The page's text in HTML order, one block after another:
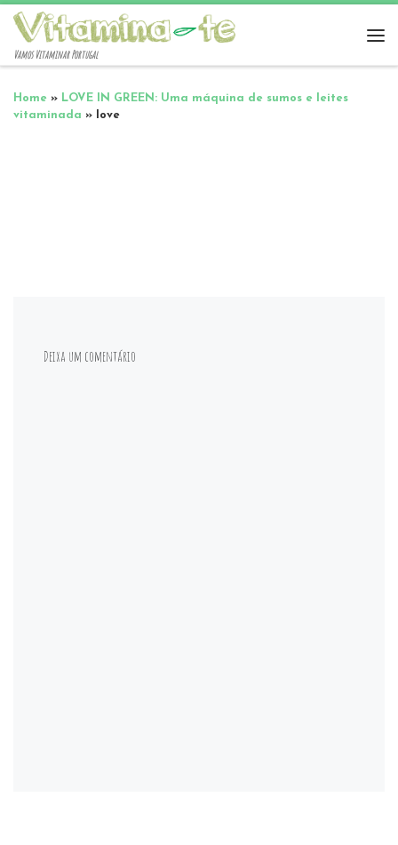
Vamos Vitaminar Portugal
Home » LOVE IN GREEN: Uma máquina de sumos e leites
vitaminada » love
Deixa um comentário